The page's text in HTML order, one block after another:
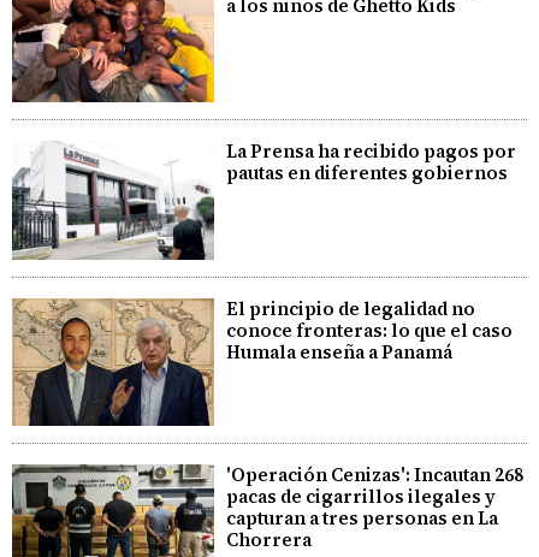
a los niños de Ghetto Kids
La Prensa ha recibido pagos por
pautas en diferentes gobiernos
El principio de legalidad no
conoce fronteras: lo que el caso
Humala enseña a Panamá
'Operación Cenizas': Incautan 268
pacas de cigarrillos ilegales y
capturan a tres personas en La
Chorrera